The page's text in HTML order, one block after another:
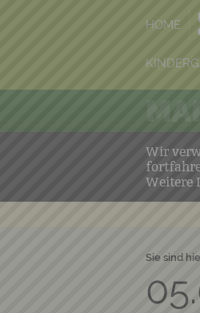
HOME
Wir
Weitere
Sie sind